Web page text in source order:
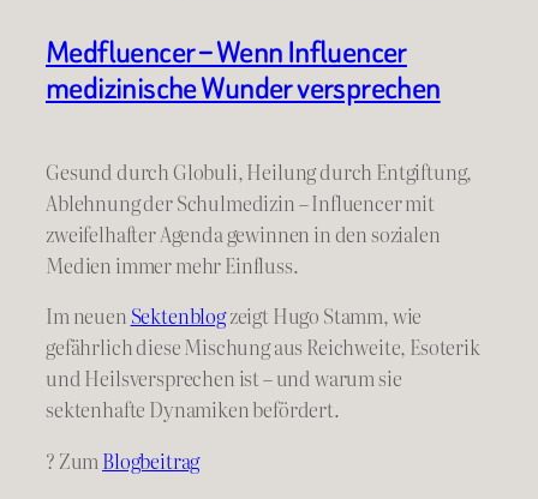
Medfluencer – Wenn Influencer
medizinische Wunder versprechen
Gesund durch Globuli, Heilung durch Entgiftung,
Ablehnung der Schulmedizin – Influencer mit
zweifelhafter Agenda gewinnen in den sozialen
Medien immer mehr Einfluss.
Im neuen Sektenblogzeigt Hugo Stamm, wie
gefährlich diese Mischung aus Reichweite, Esoterik
und Heilsversprechen ist – und warum sie
sektenhafte Dynamiken befördert.
? Zum Blogbeitrag